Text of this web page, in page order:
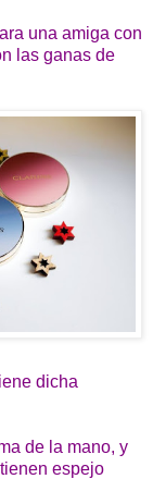
una amiga con
las ganas de
dicha
de la mano, y
espejo